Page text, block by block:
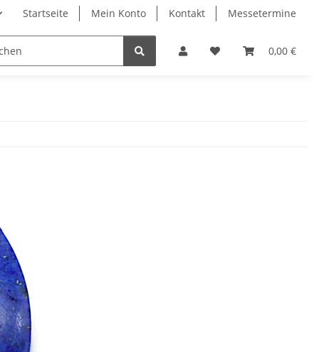
Startseite Mein Konto Kontakt Messetermine
0,00 €